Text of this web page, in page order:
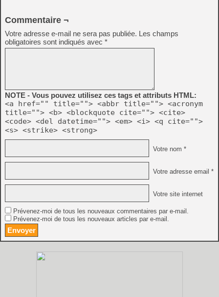
Commentaire ¬
Votre adresse e-mail ne sera pas publiée. Les champs
obligatoires sont indiqués avec *
NOTE - Vous pouvez utilisez ces tags et attributs HTML:
<a href="" title=""> <abbr title=""> <acronym
title=""> <b> <blockquote cite=""> <cite>
<code> <del datetime=""> <em> <i> <q cite="">
<s> <strike> <strong>
Votre nom *
Votre adresse email *
Votre site internet
Prévenez-moi de tous les nouveaux commentaires par e-mail.
Prévenez-moi de tous les nouveaux articles par e-mail.